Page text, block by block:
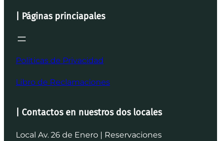
| Páginas princiapales
Politicas de Privacidad
Libro de Reclamaciones
| Contactos en nuestros dos locales
Local Av. 26 de Enero | Reservaciones